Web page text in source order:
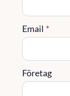
Email *
Företag